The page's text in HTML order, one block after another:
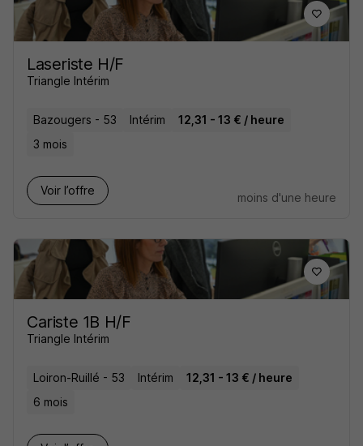
Laseriste H/F
Triangle Intérim
Bazougers - 53 Intérim
12,31 - 13 € / heure
3 mois
Voir l’offre
moins d'une heure
Cariste 1B H/F
Triangle Intérim
Loiron-Ruillé - 53 Intérim
12,31 - 13 € / heure
6 mois